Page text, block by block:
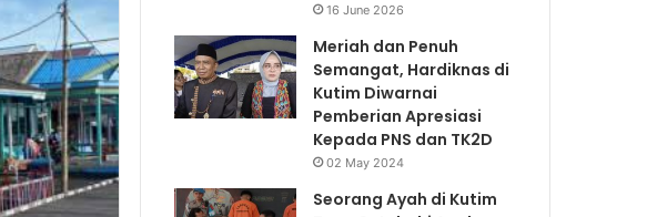
16 June 2026
Meriah dan Penuh
Semangat, Hardiknas di
Kutim Diwarnai
Pemberian Apresiasi
Kepada PNS dan TK2D
02 May 2024
Seorang Ayah di Kutim